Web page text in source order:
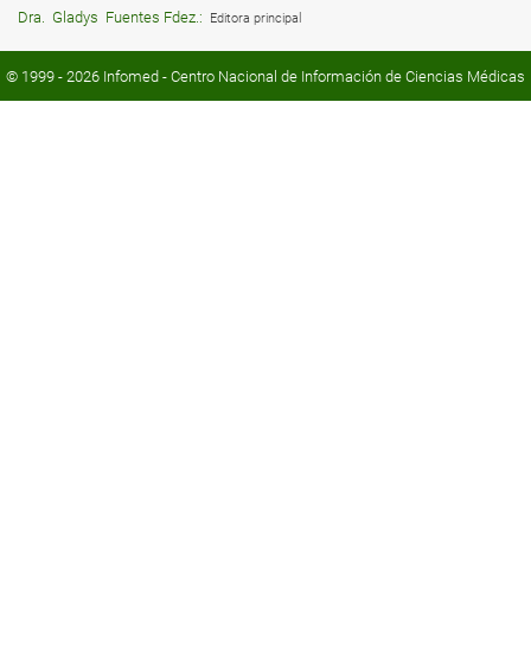
Dra. Gladys Fuentes Fdez.: Editora principal
© 1999 - 2026 Infomed - Centro Nacional de Información de Ciencias Médicas